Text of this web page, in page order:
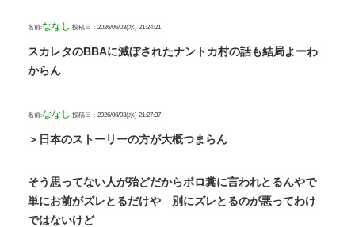
名前:ななし 投稿日：2026/06/03(水) 21:24:21
スカレタのBBAに滅ぼされたナントカ村の話も結局よーわ
からん
名前:ななし 投稿日：2026/06/03(水) 21:27:37
＞日本のストーリーの方が大概つまらん
そう思ってない人が殆どだからボロ糞に言われとるんやで
単にお前がズレとるだけや 別にズレとるのが悪ってわけ
ではないけど